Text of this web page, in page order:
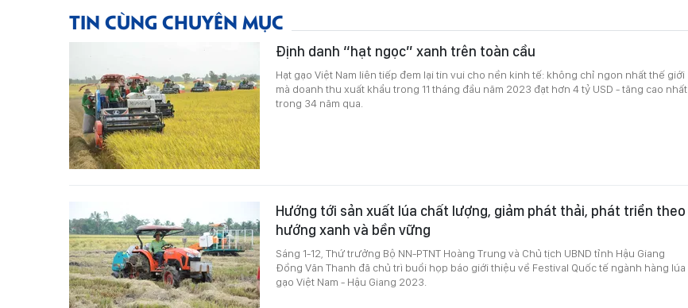
TIN CÙNG CHUYÊN MỤC
Định danh “hạt ngọc” xanh trên toàn cầu
Hạt gạo Việt Nam liên tiếp đem lại tin vui cho nền kinh tế: không chỉ ngon nhất thế giới
mà doanh thu xuất khẩu trong 11 tháng đầu năm 2023 đạt hơn 4 tỷ USD - tăng cao nhất
trong 34 năm qua.
Hướng tới sản xuất lúa chất lượng, giảm phát thải, phát triển theo
hướng xanh và bền vững
Sáng 1-12, Thứ trưởng Bộ NN-PTNT Hoàng Trung và Chủ tịch UBND tỉnh Hậu Giang
Đồng Văn Thanh đã chủ trì buổi họp báo giới thiệu về Festival Quốc tế ngành hàng lúa
gạo Việt Nam - Hậu Giang 2023.